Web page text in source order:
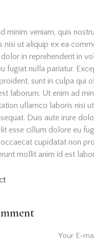
minim veniam, quis
nisi ut aliquip ex ea
dolor in reprehenderit in
fugiat nulla pariatur.
sunt in culpa qui
laborum. Ut enim ad
ullamco laboris nisi
Duis aute irure
esse cillum dolore eu
cupidatat non
mollit anim id est